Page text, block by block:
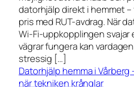
datorhjälp direkt i hemmet
pris med RUT-avdrag. När
Wi-Fi-uppkopplingen svajar
vägrar fungera kan
stressig […]
Datorhjälp hemma i
när tekniken krånglar